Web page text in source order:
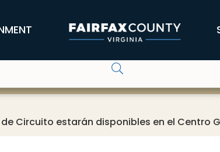
Circuito estarán disponibles en el Centro